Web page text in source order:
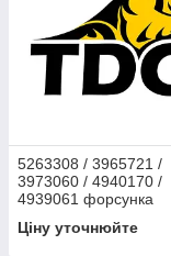
5263308 / 3965721 /
3973060 / 4940170 /
4939061 форсунка
Ціну уточнюйте